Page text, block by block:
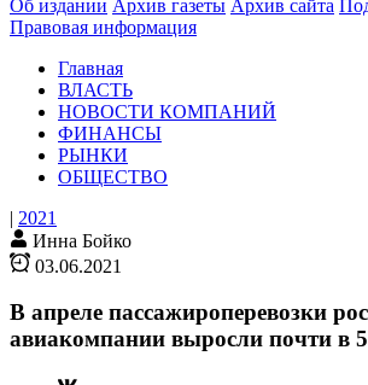
Об издании Архив газеты Архив сайта
Правовая информация
Главная
ВЛАСТЬ
НОВОСТИ КОМПАНИЙ
ФИНАНСЫ
РЫНКИ
ОБЩЕСТВО
| 2021
Инна Бойко
03.06.2021
В апреле пассажироперевозки
авиакомпании выросли почти в